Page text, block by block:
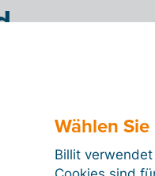
steuerlichen
empfehlenswert.
Wählen
Billit